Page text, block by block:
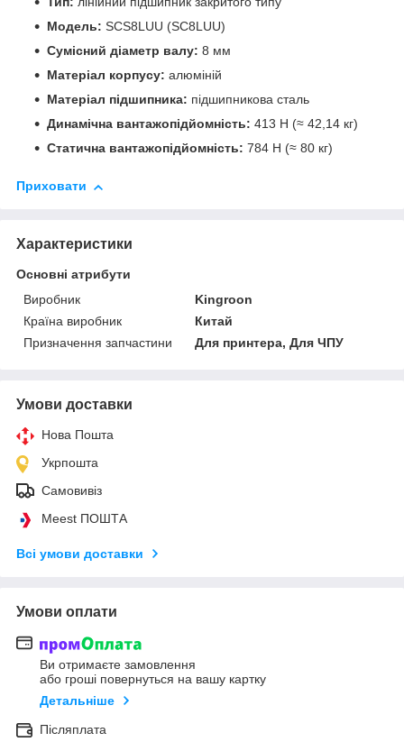
Модель: SCS8LUU (SC8LUU)
Сумісний діаметр валу: 8 мм
Матеріал корпусу: алюміній
Матеріал підшипника: підшипникова сталь
Динамічна вантажопідйомність: 413 Н (≈ 42,14 кг)
Статична вантажопідйомність: 784 Н (≈ 80 кг)
Приховати
Характеристики
Основні атрибути
Виробник
Kingroon
Країна виробник
Китай
Призначення запчастини
Для принтера, Для ЧПУ
Умови доставки
Нова Пошта
Укрпошта
Самовивіз
Meest ПОШТА
Всі умови доставки
Умови оплати
Ви отримаєте замовлення
або гроші повернуться на вашу картку
Детальніше
Післяплата